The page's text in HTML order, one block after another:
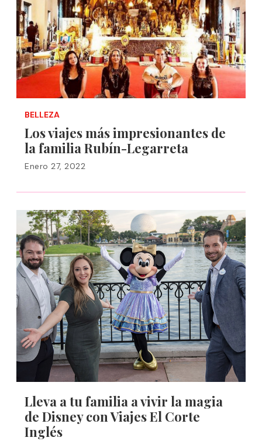
BELLEZA
Los viajes más impresionantes de
la familia Rubín-Legarreta
Enero 27, 2022
Lleva a tu familia a vivir la magia
de Disney con Viajes El Corte
Inglés